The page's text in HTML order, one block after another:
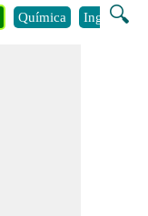
🔍
Química Ingenieria